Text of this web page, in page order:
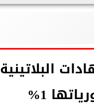
البلاتينية
1%